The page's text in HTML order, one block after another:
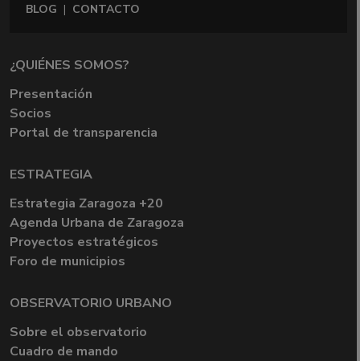
BLOG | CONTACTO
¿QUIÉNES SOMOS?
Presentación
Socios
Portal de transparencia
ESTRATEGIA
Estrategia Zaragoza +20
Agenda Urbana de Zaragoza
Proyectos estratégicos
Foro de municipios
OBSERVATORIO URBANO
Sobre el observatorio
Cuadro de mando